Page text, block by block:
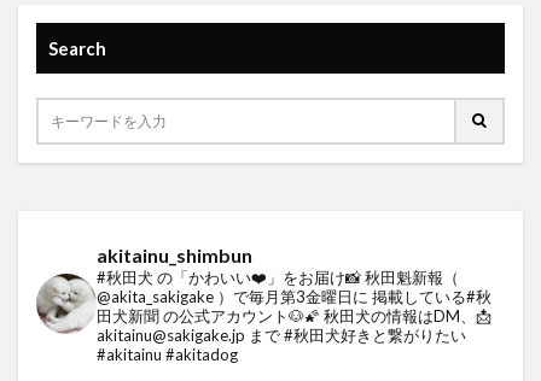
Search
akitainu_shimbun
#秋田犬 の「かわいい❤️」をお届け📸秋田魁新報（
@akita_sakigake ）で毎月第3金曜日に 掲載している#秋
田犬新聞 の公式アカウント🐶🌠 秋田犬の情報はDM、📩
akitainu@sakigake.jp まで#秋田犬好きと繋がりたい
#akitainu #akitadog